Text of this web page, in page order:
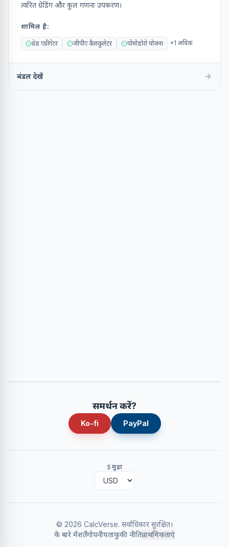
त्वरित ग्रेडिंग और कुल गणना उपकरण।
शामिल है:
ग्रेड एग्रीगेटर जीपीए कैलकुलेटर पोमोडोरो योजना +1 अधिक
बंडल देखें
समर्थन करें?
Ko-fi PayPal
मुद्रा
© 2026 CalcVerse. सर्वाधिकार सुरक्षित।
के बारे मेंशर्तेंगोपनीयताकुकी नीतिप्राथमिकताएं